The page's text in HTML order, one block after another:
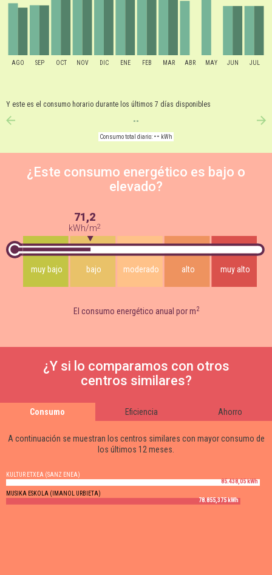
AGO SEP OCT NOV DIC ENE FEB MAR ABR MAY JUN JUL
Y este es el consumo horario durante los últimos 7 días disponibles
--
Consumo total diario: -- kWh
¿Este consumo energético es bajo o
elevado?
muy bajo bajo moderado alto muy alto
71,2
kWh/m2
El consumo energético anual por m2
¿Y si lo comparamos con otros
centros similares?
Consumo Eficiencia Ahorro
A continuación se muestran los centros similares con mayor consumo de
los últimos 12 meses.
85.438,05 kWh
78.855,375 kWh
KULTUR ETXEA (SANZ ENEA)
MUSIKA ESKOLA (IMANOL URBIETA)